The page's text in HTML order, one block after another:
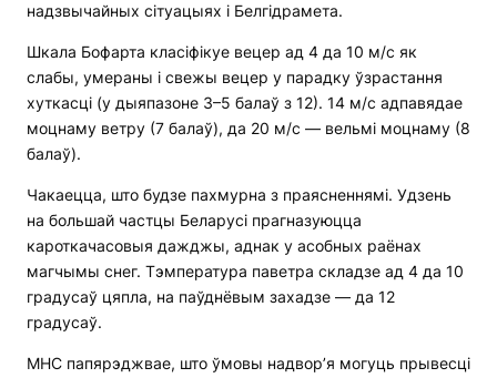
надзвычайных сітуацыях і Белгідрамета.
Шкала Бофарта класіфікуе вецер ад 4 да 10 м/с як
слабы, умераны і свежы вецер у парадку ўзрастання
хуткасці (у дыяпазоне 3–5 балаў з 12). 14 м/c адпавядае
моцнаму ветру (7 балаў), да 20 м/c — вельмі моцнаму (8
балаў).
Чакаецца, што будзе пахмурна з праясненнямі. Удзень
на большай частцы Беларусі прагназуюцца
кароткачасовыя дажджы, аднак у асобных раёнах
магчымы снег. Тэмпература паветра складзе ад 4 да 10
градусаў цяпла, на паўднёвым захадзе — да 12
градусаў.
МНС папярэджвае, што ўмовы надвор’я могуць прывесці